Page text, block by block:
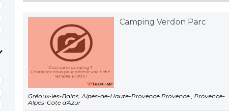
Camping Verdon Parc
Gréoux-les-Bains, Alpes-de-Haute-Provence Provence , Provence-
Alpes-Côte d'Azur